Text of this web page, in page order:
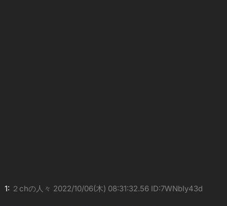
1: ２chの人々 2022/10/06(木) 08:31:32.56 ID:7WNbIy43d